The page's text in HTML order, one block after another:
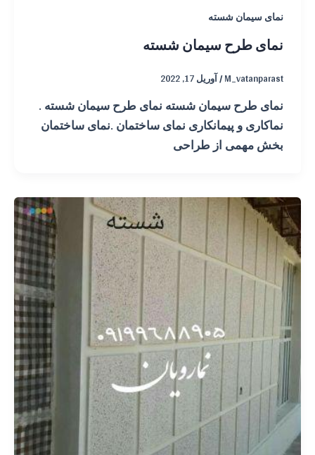
نمای سیمان شسته
نمای طرح سیمان شسته
M_vatanparast
/آوریل 17, 2022
نمای طرح سیمان شسته نمای طرح سیمان شسته .
نماکاری و پیمانکاری نمای ساختمان .نمای ساختمان
بخش مهمی از طراحی